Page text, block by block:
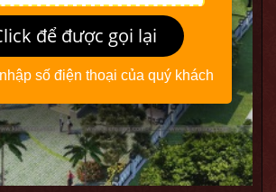
để được gọi lại
số điện thoại của quý khách